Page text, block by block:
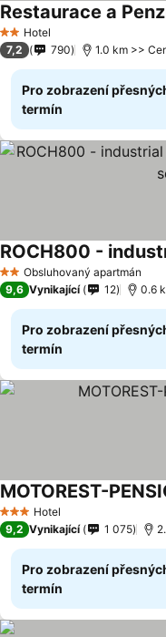
2 Počet hvězdiček
Hotel
Restaurace a
7,2 790 1.0 km >>
Pro zobrazení
termín
2 Počet hvězdiček
Obsluhovaný apartmán
9,6 Vynikající 12 0.6
Pro zobrazení
termín
3 Počet hvězdiček
Hotel
MOTOREST-
9,2 Vynikající 1 075
Pro zobrazení
termín